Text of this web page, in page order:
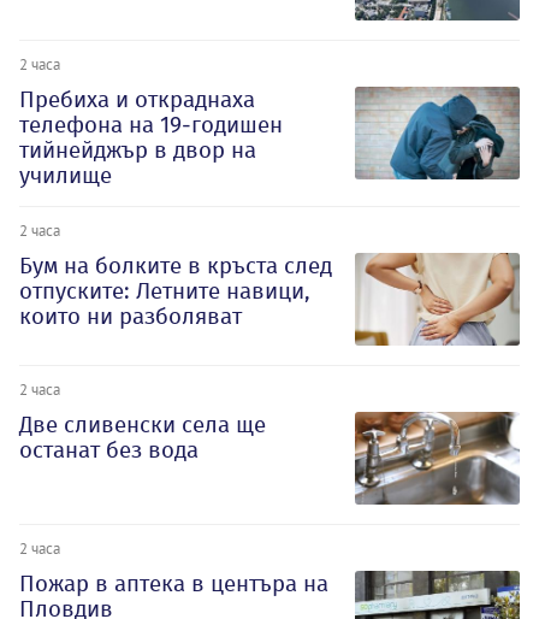
2 часа
Пребиха и откраднаха
телефона на 19-годишен
тийнейджър в двор на
училище
2 часа
Бум на болките в кръста след
отпуските: Летните навици,
които ни разболяват
2 часа
Две сливенски села ще
останат без вода
2 часа
Пожар в аптека в центъра на
Пловдив